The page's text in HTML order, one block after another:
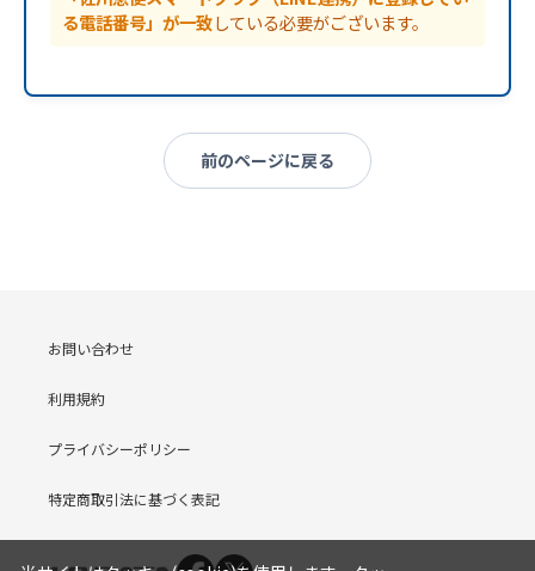
る電話番号」が一致している必要がございます。
前のページに戻る
お問い合わせ
利用規約
プライバシーポリシー
特定商取引法に基づく表記